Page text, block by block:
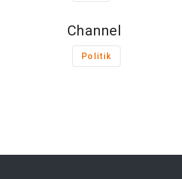
Channel
Politik